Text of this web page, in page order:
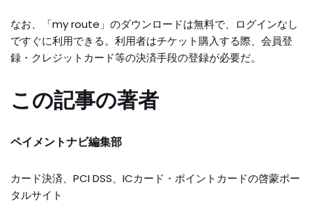
なお、「my route」のダウンロードは無料で、ログインなし
ですぐに利用できる。利用者はチケット購入する際、会員登
録・クレジットカード等の決済手段の登録が必要だ。
この記事の著者
ペイメントナビ編集部
カード決済、PCI DSS、ICカード・ポイントカードの啓蒙ポー
タルサイト